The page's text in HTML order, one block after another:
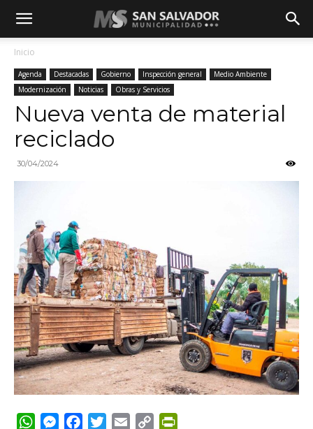
Inicio
Agenda Destacadas Gobierno Inspección general
Medio Ambiente
Modernización
Noticias Obras y Servicios
Nueva venta de material
reciclado
30/04/2024
WhatsApp
Messenger
FacebookTwitterEmail Copy